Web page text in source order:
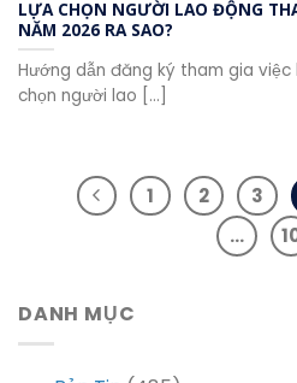
LỰA CHỌN NGƯỜI LAO ĐỘNG
NĂM 2026 RA SAO?
Hướng dẫn đăng ký tham gia
chọn người lao [...]
1 2 3
…
DANH MỤC